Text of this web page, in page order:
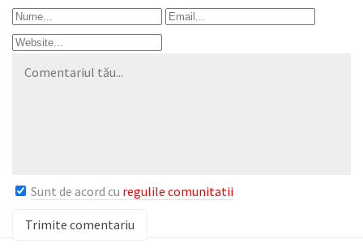
Sunt de acord cu regulile comunitatii